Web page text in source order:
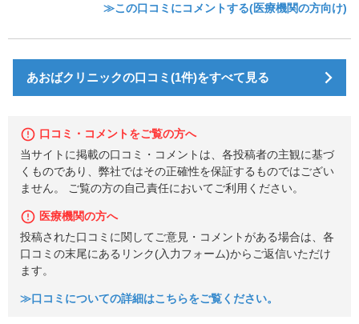
≫この口コミにコメントする(医療機関の方向け)
あおばクリニックの口コミ(1件)をすべて見る
口コミ・コメントをご覧の方へ
当サイトに掲載の口コミ・コメントは、各投稿者の主観に基づ
くものであり、弊社ではその正確性を保証するものではござい
ません。 ご覧の方の自己責任においてご利用ください。
医療機関の方へ
投稿された口コミに関してご意見・コメントがある場合は、各
口コミの末尾にあるリンク(入力フォーム)からご返信いただけ
ます。
≫口コミについての詳細はこちらをご覧ください。